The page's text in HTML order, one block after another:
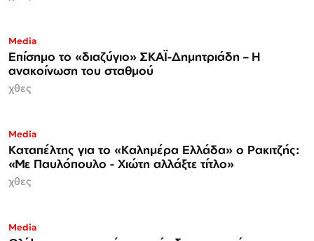
Media
Επίσημο το «διαζύγιο» ΣΚΑΪ-Δημητριάδη – Η
ανακοίνωση του σταθμού
χθες
Media
Καταπέλτης για το «Καλημέρα Ελλάδα» ο Ρακιτζής:
«Με Παυλόπουλο - Χιώτη αλλάξτε τίτλο»
χθες
Media